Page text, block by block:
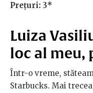
Prețuri: 3*
Luiza
loc al meu,
Într-o vreme,
Starbucks. Mai